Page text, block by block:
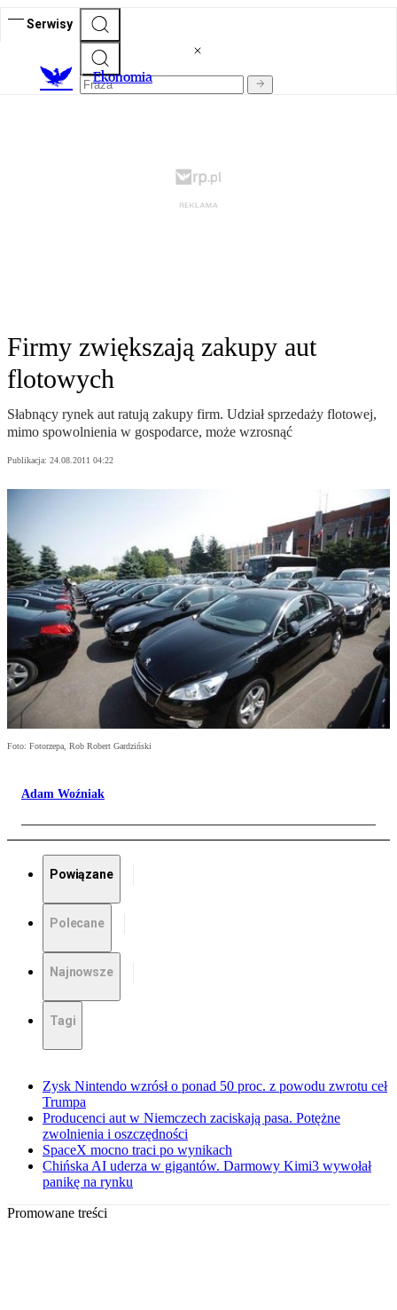
Serwisy
Ekonomia
Firmy zwiększają zakupy aut
flotowych
Słabnący rynek aut ratują zakupy firm. Udział sprzedaży flotowej,
mimo spowolnienia w gospodarce, może wzrosnąć
Publikacja: 24.08.2011 04:22
Foto: Fotorzepa, Rob Robert Gardziński
Adam Woźniak
Powiązane
Polecane
Najnowsze
Tagi
Zysk Nintendo wzrósł o ponad 50 proc. z powodu zwrotu ceł
Trumpa
Producenci aut w Niemczech zaciskają pasa. Potężne
zwolnienia i oszczędności
SpaceX mocno traci po wynikach
Chińska AI uderza w gigantów. Darmowy Kimi3 wywołał
panikę na rynku
Promowane treści